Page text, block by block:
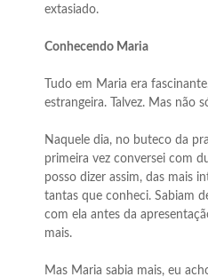
extasiado.
Conhecendo Maria
Tudo em Maria era
estrangeira. Talvez. Mas não
Naquele dia, no buteco da
primeira vez conversei com
posso dizer assim, das mais
tantas que conheci. Sabiam
com ela antes da
mais.
Mas Maria sabia mais, eu